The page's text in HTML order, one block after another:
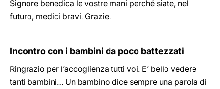
Signore benedica le vostre mani perché siate, nel
futuro, medici bravi. Grazie.
Incontro con i bambini da poco battezzati
Ringrazio per l’accoglienza tutti voi. E’ bello vedere
tanti bambini… Un bambino dice sempre una parola di